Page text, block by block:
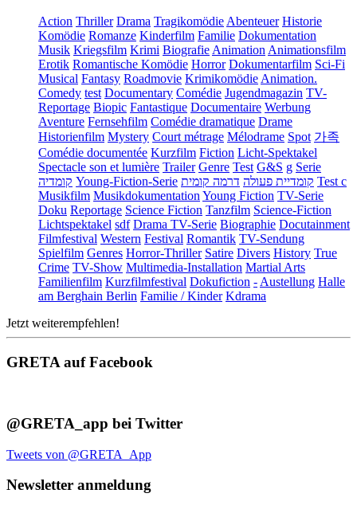
Action Thriller Drama Tragikomödie Abenteuer Historie
Komödie Romanze Kinderfilm Familie Dokumentation
Musik Kriegsfilm Krimi Biografie Animation Animationsfilm
Erotik Romantische Komödie Horror Dokumentarfilm Sci-Fi
Musical Fantasy Roadmovie Krimikomödie Animation.
Comedy test Documentary Comédie Jugendmagazin TV-
Reportage Biopic Fantastique Documentaire Werbung
Aventure Fernsehfilm Comédie dramatique Drame
Historienfilm Mystery Court métrage Mélodrame Spot 가족
Comédie documentée Kurzfilm Fiction Licht-Spektakel
Spectacle son et lumière Trailer Genre Test G&S g Serie
קומדיה Young-Fiction-Serie קומדיית פעולה דרמה קומית
Test c
Musikfilm Musikdokumentation Young Fiction TV-Serie
Doku Reportage Science Fiction Tanzfilm Science-Fiction
Lichtspektakel sdf Drama TV-Serie Biographie Docutainment
Filmfestival Western Festival Romantik TV-Sendung
Spielfilm Genres Horror-Thriller Satire Divers History True
Crime TV-Show Multimedia-Installation Martial Arts
Familienfilm Kurzfilmfestival Dokufiction - Austellung Halle
am Berghain Berlin Familie / Kinder Kdrama
Jetzt weiterempfehlen!
GRETA auf Facebook
@GRETA_app bei Twitter
Tweets von @GRETA_App
Newsletter anmeldung